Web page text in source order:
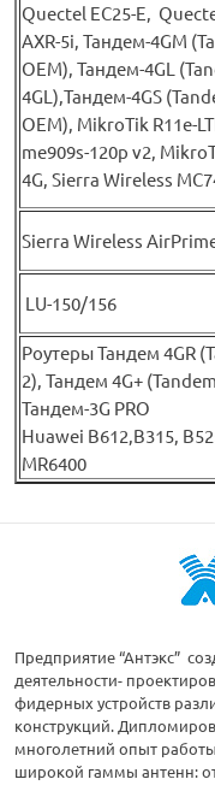
Quectel EC25-E,
AXR-5i, Тандем-4GM
OEM), Тандем-4GL
4GL),Тандем-4GS
OEM), MikroTik R11e-
me909s-120p v2,
4G, Sierra Wireless
Sierra Wireless
LU-150/156
Роутеры Тандем 4GR
2), Тандем 4G+
Тандем-3G PRO
Huawei B612,B315,
MR6400
Предприятие “Антэкс”
деятельности-
фидерных устройств
конструкций.
многолетний опыт
широкой гаммы антенн: